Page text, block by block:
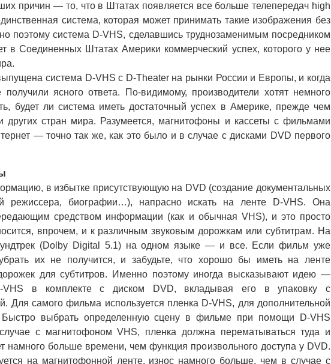
причин — то, что в Штатах появляется все больше телепередач high
система, которая может принимать такие изображения без
поэтому система D-VHS, сделавшись труднозаменимым посредником
в Соединенных Штатах Америки коммерческий успех, которого у нее
система D-VHS с D-Theater на рынки России и Европы, и когда
ясного ответа. По-видимому, производители хотят немного
будет ли система иметь достаточный успех в Америке, прежде чем
других стран мира. Разумеется, магнитофоны и кассеты с фильмами
— точно так же, как это было и в случае с дисками DVD первого
в избытке присутствующую на DVD (создание документальных
режиссера, биографии…), напрасно искать на ленте D-VHS. Она
средством информации (как и обычная VHS), и это просто
впрочем, и к различным звуковым дорожкам или субтитрам. На
(Dolby Digital 5.1) на одном языке — и все. Если фильм уже
их не получится, и забудьте, что хорошо бы иметь на ленте
для субтитров. Именно поэтому иногда высказывают идею —
VHS в комплекте с диском DVD, вкладывая его в упаковку с
Для самого фильма используется пленка D-VHS, для дополнительной
выбрать определенную сцену в фильме при помощи D-VHS
с магнитофоном VHS, пленка должна перематываться туда и
намного больше времени, чем функция произвольного доступа у DVD.
на магнитофонной ленте, износ намного больше, чем в случае с